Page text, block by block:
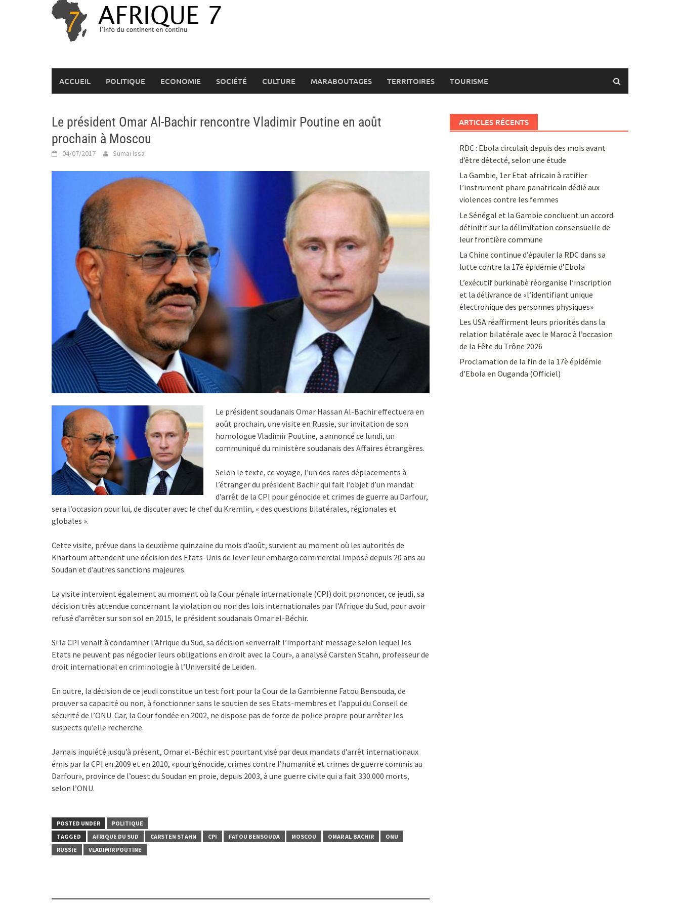
ACCUEIL POLITIQUE ECONOMIE SOCIÉTÉ CULTURE MARABOUTAGES TERRITOIRES TOURISME
Le président Omar Al-Bachir rencontre Vladimir Poutine en août
prochain à Moscou
04/07/2017 Sumai Issa
Le président soudanais Omar Hassan Al-Bachir effectuera en
août prochain, une visite en Russie, sur invitation de son
homologue Vladimir Poutine, a annoncé ce lundi, un
communiqué du ministère soudanais des Affaires étrangères.
Selon le texte, ce voyage, l’un des rares déplacements à
l’étranger du président Bachir qui fait l’objet d’un mandat
d’arrêt de la CPI pour génocide et crimes de guerre au Darfour,
sera l’occasion pour lui, de discuter avec le chef du Kremlin, « des questions bilatérales, régionales et
globales ».
Cette visite, prévue dans la deuxième quinzaine du mois d’août, survient au moment où les autorités de
Khartoum attendent une décision des Etats-Unis de lever leur embargo commercial imposé depuis 20 ans au
Soudan et d’autres sanctions majeures.
La visite intervient également au moment où la Cour pénale internationale (CPI) doit prononcer, ce jeudi, sa
décision très attendue concernant la violation ou non des lois internationales par l’Afrique du Sud, pour avoir
refusé d’arrêter sur son sol en 2015, le président soudanais Omar el-Béchir.
Si la CPI venait à condamner l’Afrique du Sud, sa décision «enverrait l’important message selon lequel les
Etats ne peuvent pas négocier leurs obligations en droit avec la Cour», a analysé Carsten Stahn, professeur de
droit international en criminologie à l’Université de Leiden.
En outre, la décision de ce jeudi constitue un test fort pour la Cour de la Gambienne Fatou Bensouda, de
prouver sa capacité ou non, à fonctionner sans le soutien de ses Etats-membres et l’appui du Conseil de
sécurité de l’ONU. Car, la Cour fondée en 2002, ne dispose pas de force de police propre pour arrêter les
suspects qu’elle recherche.
Jamais inquiété jusqu’à présent, Omar el-Béchir est pourtant visé par deux mandats d’arrêt internationaux
émis par la CPI en 2009 et en 2010, «pour génocide, crimes contre l’humanité et crimes de guerre commis au
Darfour», province de l’ouest du Soudan en proie, depuis 2003, à une guerre civile qui a fait 330.000 morts,
selon l’ONU.
POSTED UNDER
POLITIQUE
TAGGED
AFRIQUE DU SUD CARSTEN STAHN CPI FATOU BENSOUDA MOSCOU OMAR AL-BACHIR
ONU
RUSSIE
VLADIMIR POUTINE
ARTICLES RÉCENTS
RDC : Ebola circulait depuis des mois avant
d’être détecté, selon une étude
La Gambie, 1er Etat africain à ratifier
l’instrument phare panafricain dédié aux
violences contre les femmes
Le Sénégal et la Gambie concluent un accord
définitif sur la délimitation consensuelle de
leur frontière commune
La Chine continue d’épauler la RDC dans sa
lutte contre la 17è épidémie d’Ebola
L’exécutif burkinabè réorganise l’inscription
et la délivrance de «l’identifiant unique
électronique des personnes physiques»
Les USA réaffirment leurs priorités dans la
relation bilatérale avec le Maroc à l’occasion
de la Fête du Trône 2026
Proclamation de la fin de la 17è épidémie
d’Ebola en Ouganda (Officiel)